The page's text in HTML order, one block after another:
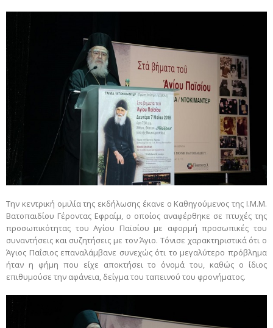
Την κεντρική ομιλία της εκδήλωσης έκανε ο Καθηγούμενος της Ι.Μ.Μ.
Βατοπαιδίου Γέροντας Εφραίμ, ο οποίος αναφέρθηκε σε πτυχές της
προσωπικότητας του Αγίου Παϊσίου με αφορμή προσωπικές του
συναντήσεις και συζητήσεις με τον Άγιο. Τόνισε χαρακτηριστικά ότι ο
Άγιος Παΐσιος επαναλάμβανε συνεχώς ότι το μεγαλύτερο πρόβλημα
ήταν η φήμη που είχε αποκτήσει το όνομά του, καθώς ο ίδιος
επιθυμούσε την αφάνεια, δείγμα του ταπεινού του φρονήματος.